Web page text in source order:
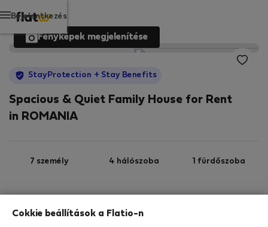
Bejelentkezés
Fényképek megjelenítése
StayProtection + Stay Benefits
Spacious & Quiet Family House for Rent
in ROMANIA
7 személy 4 hálószoba 1 fürdőszoba
Cokkie beállítások a Flatio-n